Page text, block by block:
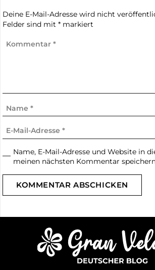
Deine E-Mail-Adresse wird nicht
Felder sind mit * markiert
Name, E-Mail-Adresse und Website in
meinen nächsten Kommentar
KOMMENTAR ABSCHICKEN